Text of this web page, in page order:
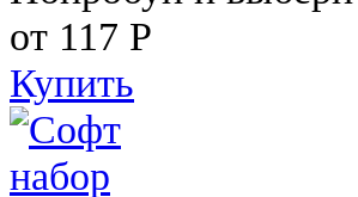
от 117 Р
Купить